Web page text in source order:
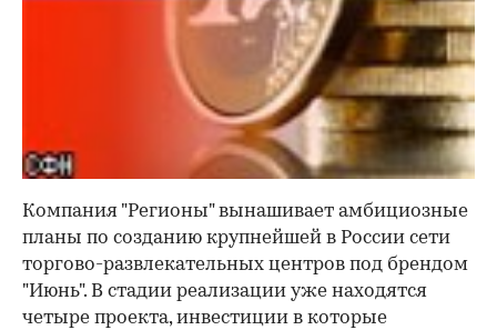
Компания "Регионы" вынашивает амбициозные
планы по созданию крупнейшей в России сети
торгово-развлекательных центров под брендом
"Июнь". В стадии реализации уже находятся
четыре проекта, инвестиции в которые